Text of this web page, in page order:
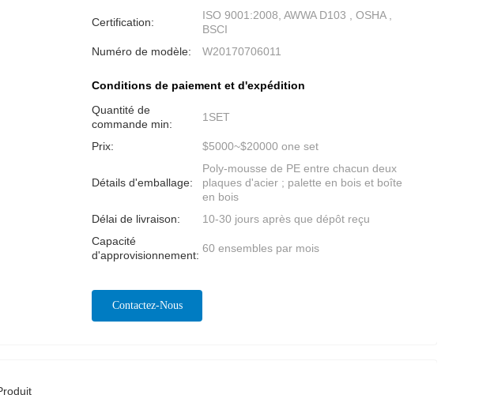
Certification:
ISO 9001:2008, AWWA D103 , OSHA ,
BSCI
Numéro de modèle:
W20170706011
Conditions de paiement et d'expédition
Quantité de
commande min:
1SET
Prix: $5000~$20000 one set
Détails d'emballage:
Poly-mousse de PE entre chacun deux
plaques d'acier ; palette en bois et boîte
en bois
Délai de livraison:
10-30 jours après que dépôt reçu
Capacité
d'approvisionnement:
60 ensembles par mois
Contactez-Nous